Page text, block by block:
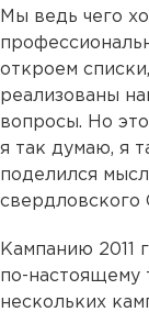
Мы ведь чего
откроем
реализованы
вопросы. Но
я так думаю, я
поделился
свердловского
Кампанию 2011
по-настоящему
нескольких